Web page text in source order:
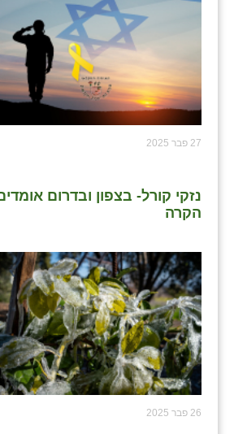
27 פבר 2025
נזקי קורל- בצפון ובדרום
הקרה
26 פבר 2025